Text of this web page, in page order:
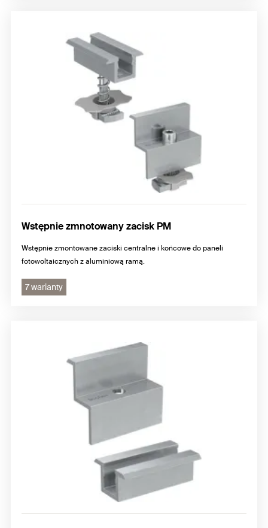
Wstępnie zmnotowany zacisk PM
Wstępnie zmontowane zaciski centralne i końcowe do paneli
fotowoltaicznych z aluminiową ramą.
7 warianty